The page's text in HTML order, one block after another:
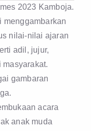
2023 Kamboja.
menggambarkan
nilai-nilai ajaran
adil, jujur,
masyarakat.
gambaran
acara
anak muda